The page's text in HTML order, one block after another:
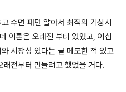
수면 패턴 알아서 최적의 기상시
이론은 오래전 부터 있었고, 이십
시장성 있다는 글 메모한 적 있고
전부터 만들려고 했었을 거다.